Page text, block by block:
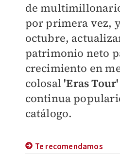
de
por primera vez,
octubre,
patrimonio neto
crecimiento en
colosal'Eras Tour'
continua
catálogo.
Te recomendamos